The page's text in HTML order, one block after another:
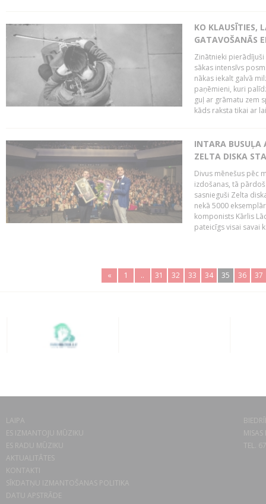
KO KLAUSĪTIES,
GATAVOŠANĀS
Zinātnieki pierādījuši
sākas intensīvs
nākas iekalt galvā
paņēmieni, kuri
guļ ar grāmatu zem
kāds raksta tikai ar
INTARA BUSUĻA
ZELTA DISKA
Divus mēnešus pēc
izdošanas, tā
sasnieguši Zelta
nekā 5000
komponists Kārlis
pateicīgs visai savai
« 1 .. 31 32 33 34 35 36 37
LAIPA
ES IZMANTOJU MŪZIKU
ES RADU MŪZIKU
AKTUALITĀTES
KONTAKTI
SĪKDATŅU IZMANTOŠANAS POLITIKA
DATU APSTRĀDE
TEL.